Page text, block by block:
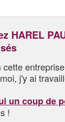
HAREL
j'y ai
un coup de
!